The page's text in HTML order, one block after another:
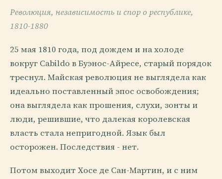
Революция, независимость и спор о республике,
1810-1880
25 мая 1810 года, под дождем и на холоде
вокруг Cabildo в Буэнос-Айресе, старый порядок
треснул. Майская революция не выглядела как
идеально поставленный эпос освобождения;
она выглядела как прошения, слухи, зонты и
люди, решившие, что далекая королевская
власть стала непригодной. Язык был
осторожен. Последствия - нет.
Потом выходит Хосе де Сан-Мартин, и с ним